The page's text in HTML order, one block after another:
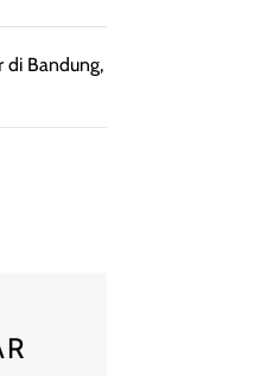
di Bandung,